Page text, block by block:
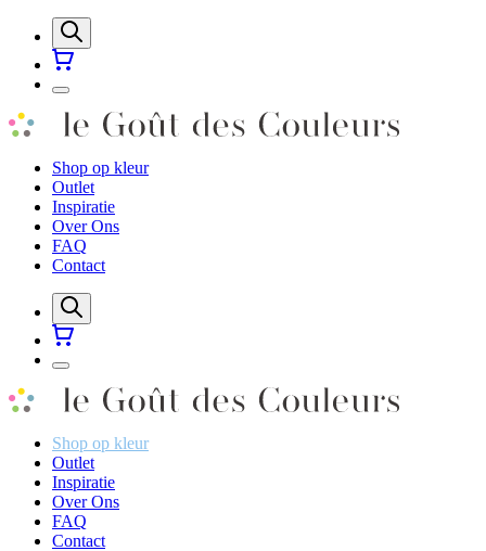
Shop op kleur
Outlet
Inspiratie
Over Ons
FAQ
Contact
Shop op kleur
Outlet
Inspiratie
Over Ons
FAQ
Contact